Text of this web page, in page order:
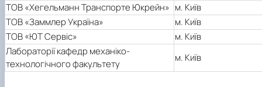
ТОВ «Хегельманн Транспорте Юкрейн» м. Київ
ТОВ «Заммлер Україна»
м. Київ
ТОВ «ЮТ Сервіс»
м. Київ
Лабораторії кафедр механіко-
технологічного факультету
м. Київ